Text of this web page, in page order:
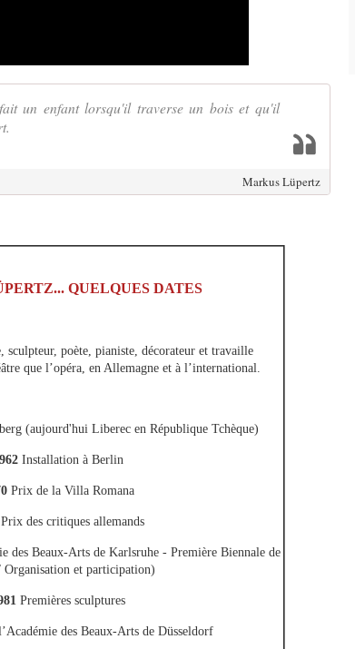
un enfant lorsqu'il traverse un bois et qu'il
Markus Lüpertz
QUELQUES DATES
sculpteur, poète, pianiste, décorateur et travaille
que l’opéra, en Allemagne et à l’international.
(aujourd'hui Liberec en République Tchèque)
Installation à Berlin
Prix de la Villa Romana
des critiques allemands
des Beaux-Arts de Karlsruhe - Première Biennale de
et participation)
Premières sculptures
des Beaux-Arts de Düsseldorf